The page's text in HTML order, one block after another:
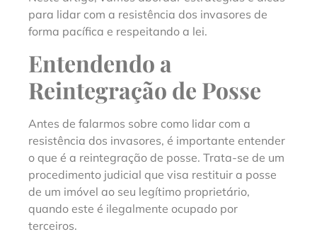
para lidar com a resistência dos invasores de
forma pacífica e respeitando a lei.
Entendendo a
Reintegração de Posse
Antes de falarmos sobre como lidar com a
resistência dos invasores, é importante entender
o que é a reintegração de posse. Trata-se de um
procedimento judicial que visa restituir a posse
de um imóvel ao seu legítimo proprietário,
quando este é ilegalmente ocupado por
terceiros.